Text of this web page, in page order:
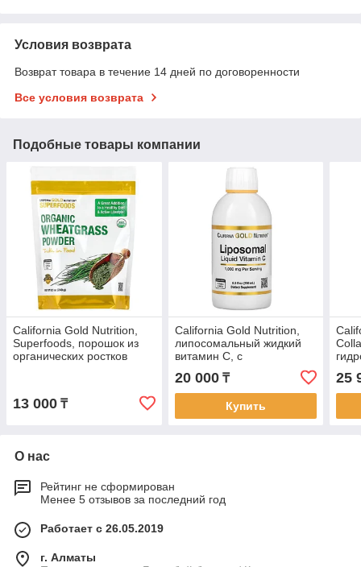
Условия возврата
Возврат товара в течение 14 дней по договоренности
Все условия возврата
Подобные товары компании
California Gold Nutrition,
Superfoods, порошок из
органических ростков
13 000 ₸
California Gold Nutrition,
липосомальный жидкий
витамин C, с
нейтральным вкусом,
1000 мг, 250 мл (8,5 жидк.
ун
20 000₸
Купить
25
О нас
Рейтинг не сформирован
Менее 5 отзывов за последний год
Работает с 26.05.2019
г. Алматы